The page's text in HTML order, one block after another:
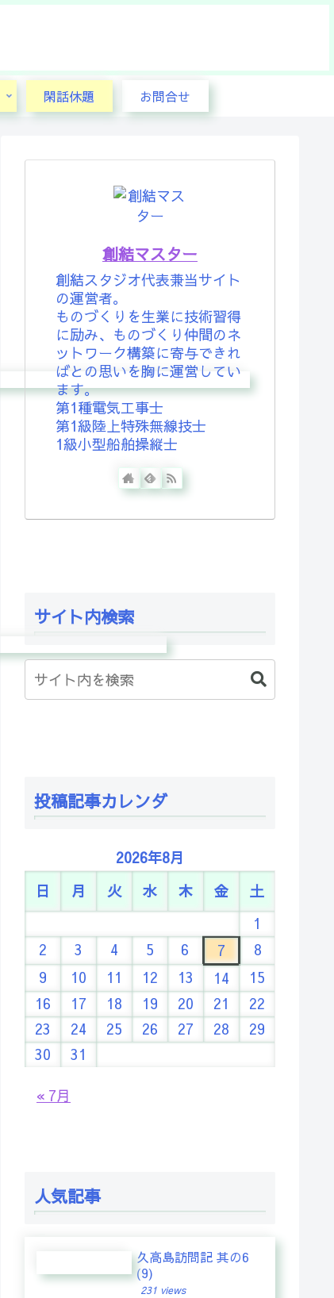
閑話休題 お問合せ
創結マスター
創結スタジオ代表兼当サイト
の運営者。
ものづくりを生業に技術習得
に励み、ものづくり仲間のネ
ットワーク構築に寄与できれ
ばとの思いを胸に運営してい
ます。
第1種電気工事士
第1級陸上特殊無線技士
1級小型船舶操縦士
サイト内検索
投稿記事カレンダ
2026年8月
日
月 火 水 木 金
土
1
2
3 4 5 6 7
8
9
10 11 12 13 14
15
16
17 18 19 20 21
22
23
24 25 26 27 28
29
30
31
« 7月
人気記事
久高島訪問記 其の6
(9)
231 views